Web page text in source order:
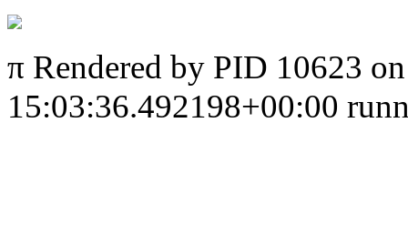
π Rendered by PID 10623
15:03:36.492198+00:00